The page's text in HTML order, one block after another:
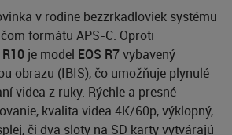
v rodine bezzrkadloviek systému
formátu APS-C. Oproti
je model EOS R7vybavený
obrazu (IBIS), čo umožňuje plynulé
videa z ruky. Rýchle a presné
kvalita videa 4K/60p, výklopný,
či dva sloty na SD karty vytvárajú